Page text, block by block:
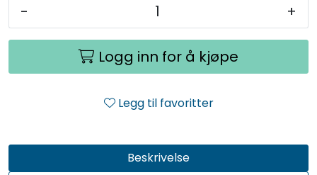
- +
Logg inn for å kjøpe
Legg til favoritter
Beskrivelse